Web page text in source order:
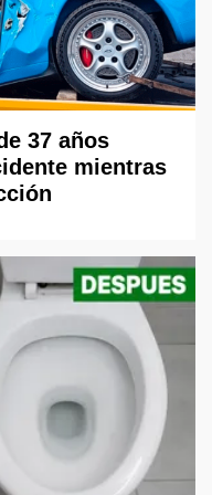
37 años
mientras